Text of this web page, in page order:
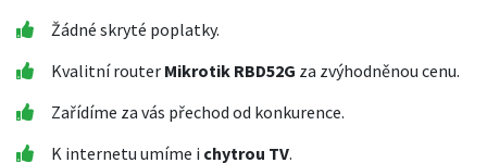
Žádné skryté poplatky.
Kvalitní router Mikrotik RBD52G za zvýhodněnou cenu.
Zařídíme za vás přechod od konkurence.
K internetu umíme i chytrou TV.